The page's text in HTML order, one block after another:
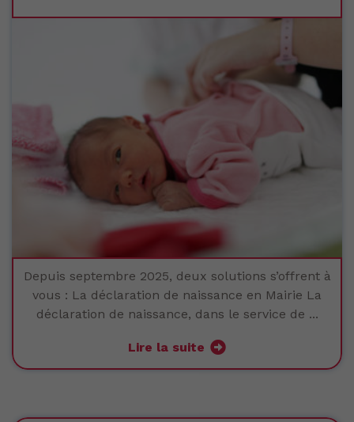
MON BÉBÉ EST HOSPITALISÉ
LES RÉSEAUX PARTENAIRES
Depuis septembre 2025, deux solutions s’offrent à
vous : La déclaration de naissance en Mairie La
déclaration de naissance, dans le service de ...
Lire la suite